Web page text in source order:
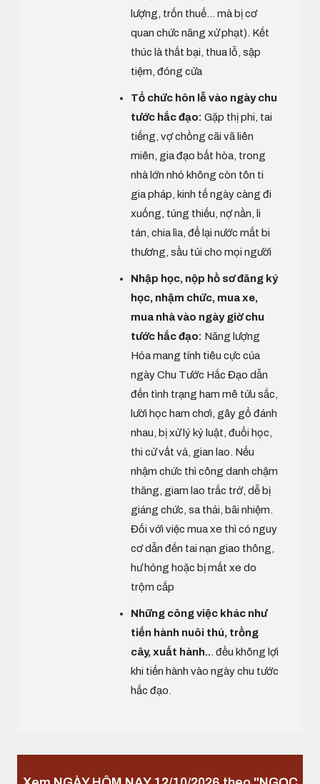
lượng, trốn thuế... mà bị cơ
quan chức năng xử phạt). Kết
thúc là thất bại, thua lỗ, sập
tiệm, đóng cửa
Tổ chức hôn lễ vào ngày chu
tước hắc đạo: Gặp thị phi, tai
tiếng, vợ chồng cãi vã liên
miên, gia đạo bất hòa, trong
nhà lớn nhỏ không còn tôn ti
gia pháp, kinh tế ngày càng đi
xuống, túng thiếu, nợ nần, li
tán, chia lìa, để lại nước mắt bi
thương, sầu tủi cho mọi người
Nhập học, nộp hồ sơ đăng ký
học, nhậm chức, mua xe,
mua nhà vào ngày giờ chu
tước hắc đạo: Năng lượng
Hỏa mang tính tiêu cực của
ngày Chu Tước Hắc Đạo dẫn
đến tình trạng ham mê tửu sắc,
lười học ham chơi, gây gổ đánh
nhau, bị xử lý kỷ luật, đuổi học,
thi cử vất vả, gian lao. Nếu
nhậm chức thì công danh chậm
thăng, giam lao trắc trở, dễ bị
giáng chức, sa thải, bãi nhiệm.
Đối với việc mua xe thì có nguy
cơ dẫn đến tai nạn giao thông,
hư hỏng hoặc bị mất xe do
trộm cắp
Những công việc khác như
tiến hành nuôi thú, trồng
cây, xuất hành.. . đều không lợi
khi tiến hành vào ngày chu tước
hắc đạo.